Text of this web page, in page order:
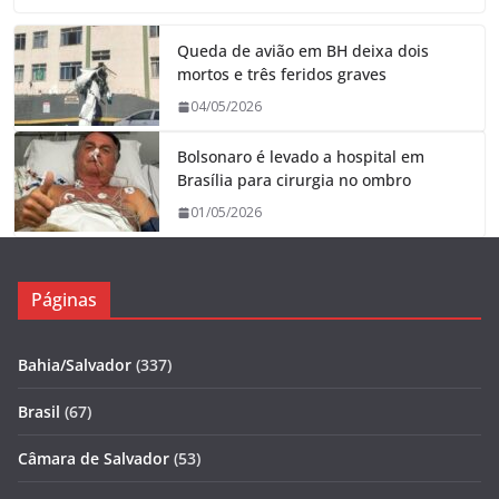
Queda de avião em BH deixa dois
mortos e três feridos graves
04/05/2026
Bolsonaro é levado a hospital em
Brasília para cirurgia no ombro
01/05/2026
Páginas
Bahia/Salvador (337)
Brasil (67)
Câmara de Salvador (53)